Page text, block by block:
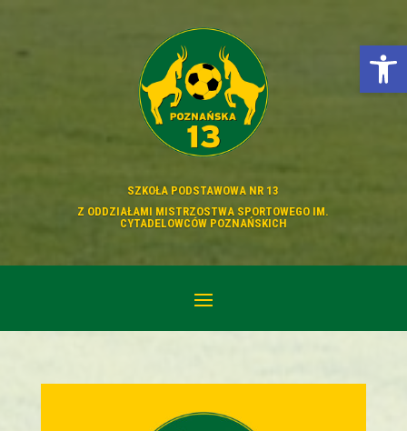
Otwórz
SZKOŁA PODSTAWOWA NR 13
Z ODDZIAŁAMI MISTRZOSTWA SPORTOWEGO IM.
CYTADELOWCÓW POZNAŃSKICH